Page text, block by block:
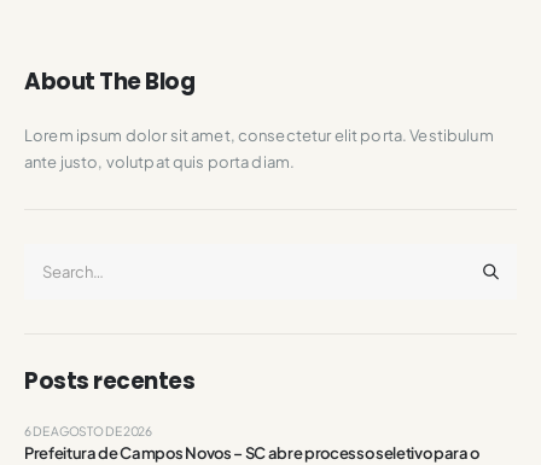
About The Blog
Lorem ipsum dolor sit amet, consectetur elit porta. Vestibulum
ante justo, volutpat quis porta diam.
Posts recentes
Prefeitura de Campos Novos – SC abre processo seletivo para o
6 DE AGOSTO DE 2026